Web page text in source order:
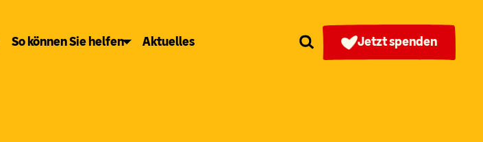
So können Sie helfen Aktuelles Jetzt spenden